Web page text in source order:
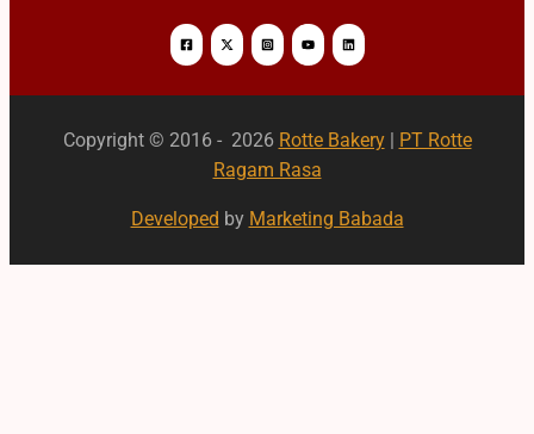
Copyright © 2016 - 2026 Rotte Bakery| PT Rotte
Ragam Rasa
Developed by Marketing Babada